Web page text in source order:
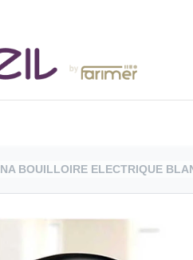
BOUILLOIRE ELECTRIQUE